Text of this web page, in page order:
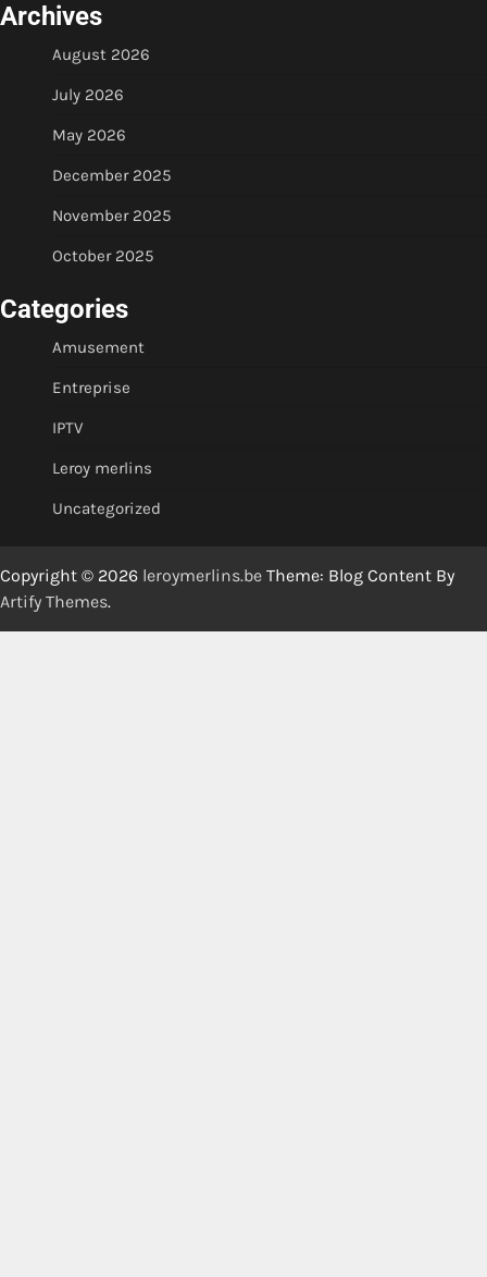
Archives
August 2026
July 2026
May 2026
December 2025
November 2025
October 2025
Categories
Amusement
Entreprise
IPTV
Leroy merlins
Uncategorized
Copyright © 2026 leroymerlins.be Theme: Blog Content By
Artify Themes.